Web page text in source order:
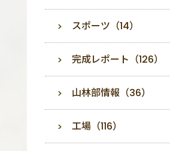
スポーツ（14）
完成レポート（126）
山林部情報（36）
工場（116）